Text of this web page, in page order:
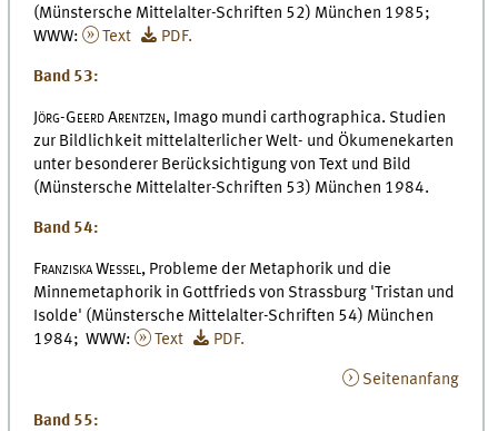
(Münstersche Mittelalter-Schriften 52) München 1985;
WWW:
Text PDF.
Band 53:
Jörg-Geerd Arentzen, Imago mundi carthographica. Studien
zur Bildlichkeit mittelalterlicher Welt- und Ökumenekarten
unter besonderer Berücksichtigung von Text und Bild
(Münstersche Mittelalter-Schriften 53) München 1984.
Band 54:
Franziska Wessel, Probleme der Metaphorik und die
Minnemetaphorik in Gottfrieds von Strassburg 'Tristan und
Isolde' (Münstersche Mittelalter-Schriften 54) München
1984; WWW:
Text PDF.
Seitenanfang
Band 55: